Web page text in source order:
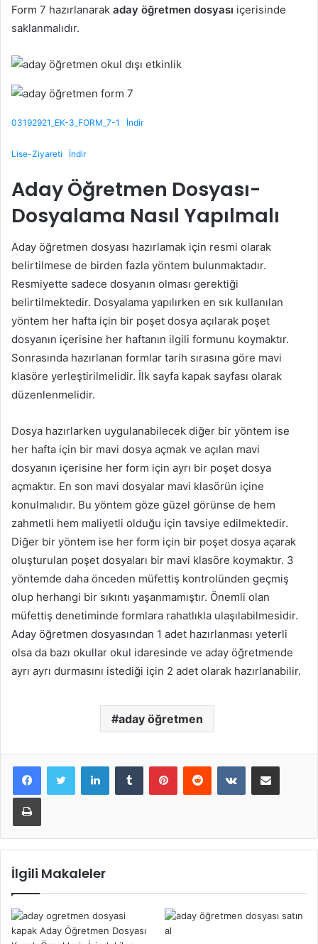
Form 7 hazırlanarak aday öğretmen dosyası içerisinde
saklanmalıdır.
03192921_EK-3_FORM_7-1 İndir
Lise-Ziyareti İndir
Aday Öğretmen Dosyası-
Dosyalama Nasıl Yapılmalı
Aday öğretmen dosyası hazırlamak için resmi olarak
belirtilmese de birden fazla yöntem bulunmaktadır.
Resmiyette sadece dosyanın olması gerektiği
belirtilmektedir. Dosyalama yapılırken en sık kullanılan
yöntem her hafta için bir poşet dosya açılarak poşet
dosyanın içerisine her haftanın ilgili formunu koymaktır.
Sonrasında hazırlanan formlar tarih sırasına göre mavi
klasöre yerleştirilmelidir. İlk sayfa kapak sayfası olarak
düzenlenmelidir.
Dosya hazırlarken uygulanabilecek diğer bir yöntem ise
her hafta için bir mavi dosya açmak ve açılan mavi
dosyanın içerisine her form için ayrı bir poşet dosya
açmaktır. En son mavi dosyalar mavi klasörün içine
konulmalıdır. Bu yöntem göze güzel görünse de hem
zahmetli hem maliyetli olduğu için tavsiye edilmektedir.
Diğer bir yöntem ise her form için bir poşet dosya açarak
oluşturulan poşet dosyaları bir mavi klasöre koymaktır. 3
yöntemde daha önceden müfettiş kontrolünden geçmiş
olup herhangi bir sıkıntı yaşanmamıştır. Önemli olan
müfettiş denetiminde formlara rahatlıkla ulaşılabilmesidir.
Aday öğretmen dosyasından 1 adet hazırlanması yeterli
olsa da bazı okullar okul idaresinde ve aday öğretmende
ayrı ayrı durmasını istediği için 2 adet olarak hazırlanabilir.
aday öğretmen
LinkedInTumblr PinterestReddit VKontakteE-Posta ile paylaş
Yazdır
İlgili Makaleler